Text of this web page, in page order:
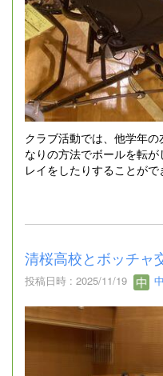
クラブ活動では、他学年
なりの方法でボールを転
レイをしたりすることがで
清桜高校とボッチャ
投稿日時 : 2025/11/19